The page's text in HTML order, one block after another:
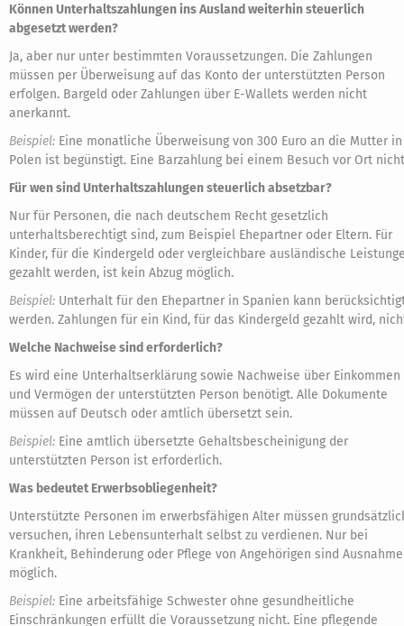
Können Unterhaltszahlungen ins Ausland weiterhin steuerlich
abgesetzt werden?
Ja, aber nur unter bestimmten Voraussetzungen. Die Zahlungen
müssen per Überweisung auf das Konto der unterstützten Person
erfolgen. Bargeld oder Zahlungen über E-Wallets werden nicht
anerkannt.
Beispiel: Eine monatliche Überweisung von 300 Euro an die Mutter in
Polen ist begünstigt. Eine Barzahlung bei einem Besuch vor Ort
Für wen sind Unterhaltszahlungen steuerlich absetzbar?
Nur für Personen, die nach deutschem Recht gesetzlich
unterhaltsberechtigt sind, zum Beispiel Ehepartner oder Eltern. Für
Kinder, für die Kindergeld oder vergleichbare ausländische
gezahlt werden, ist kein Abzug möglich.
Beispiel: Unterhalt für den Ehepartner in Spanien kann
werden. Zahlungen für ein Kind, für das Kindergeld gezahlt wird,
Welche Nachweise sind erforderlich?
Es wird eine Unterhaltserklärung sowie Nachweise über Einkommen
und Vermögen der unterstützten Person benötigt. Alle Dokumente
müssen auf Deutsch oder amtlich übersetzt sein.
Beispiel: Eine amtlich übersetzte Gehaltsbescheinigung der
unterstützten Person ist erforderlich.
Was bedeutet Erwerbsobliegenheit?
Unterstützte Personen im erwerbsfähigen Alter müssen
versuchen, ihren Lebensunterhalt selbst zu verdienen. Nur bei
Krankheit, Behinderung oder Pflege von Angehörigen sind
möglich.
Beispiel: Eine arbeitsfähige Schwester ohne gesundheitliche
Einschränkungen erfüllt die Voraussetzung nicht. Eine pflegende